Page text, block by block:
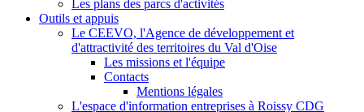
Les plans des parcs d'activités
Outils et appuis
Le CEEVO, l'Agence de développement et
d'attractivité des territoires du Val d'Oise
Les missions et l'équipe
Contacts
Mentions légales
L'espace d'information entreprises à Roissy CDG